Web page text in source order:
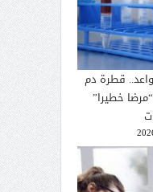
قطرة دم
خطيرا”